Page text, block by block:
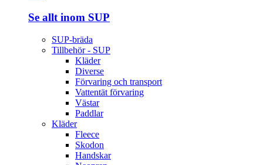
Se allt inom SUP
SUP-bräda
Tillbehör - SUP
Kläder
Diverse
Förvaring och transport
Vattentät förvaring
Västar
Paddlar
Kläder
Fleece
Skodon
Handskar